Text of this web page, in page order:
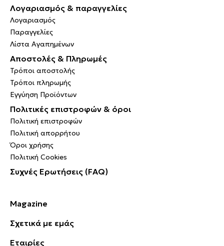
Λογαριασμός & παραγγελίες
Λογαριασμός
Παραγγελίες
Λίστα Αγαπημένων
Αποστολές & Πληρωμές
Τρόποι αποστολής
Τρόποι πληρωμής
Εγγύηση Προϊόντων
Πολιτικές επιστροφών & όροι
Πολιτική επιστροφών
Πολιτική απορρήτου
Όροι χρήσης
Πολιτική Cookies
Συχνές Ερωτήσεις (FAQ)
Magazine
Σχετικά με εμάς
Εταιρίες